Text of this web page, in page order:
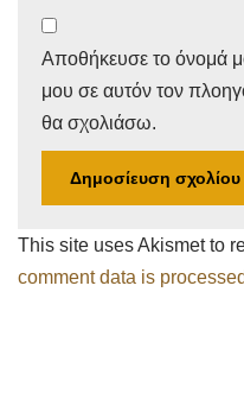
Αποθήκευσε το όνομά
μου σε αυτόν τον
θα σχολιάσω.
This site uses Akismet to
comment data is